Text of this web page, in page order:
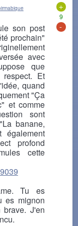
+
9
-
son post
prochain"
avec
que
Et
quand
"Ça
et comme
sont
banane,
profond
cette
Tu es
es mignon
J'en